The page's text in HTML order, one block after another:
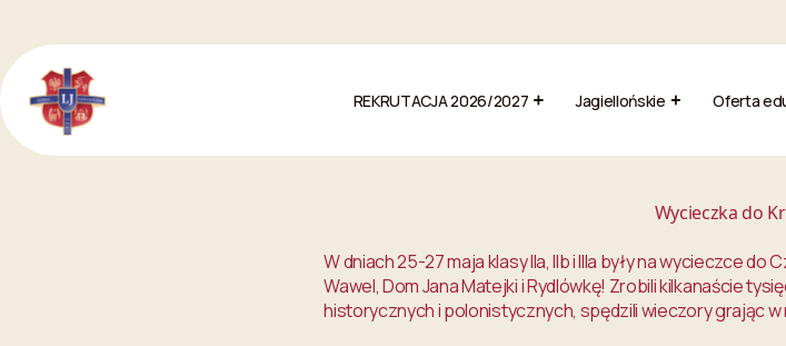
REKRUTACJA 2026/2027 Jagiellońskie Oferta
Wycieczka do
W dniach 25-27 maja klasy IIa, IIb i IIIa były na wycieczce
Wawel, Dom Jana Matejki i Rydlówkę! Zrobili kilkanaście
historycznych i polonistycznych, spędzili wieczory grając w